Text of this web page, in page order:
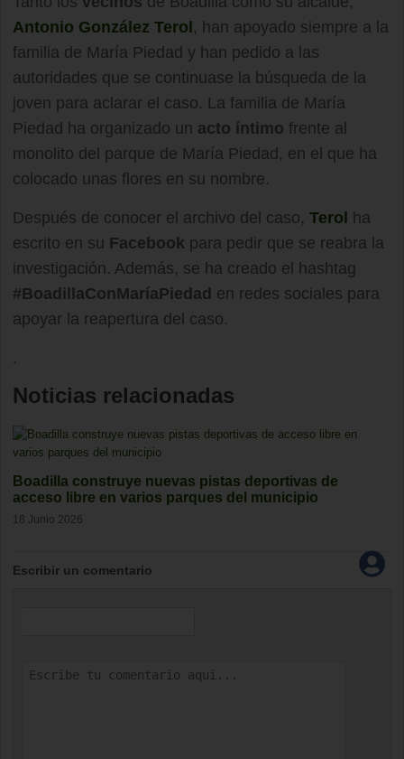
Antonio González Terol , han apoyado siempre a la
familia de María Piedad y han pedido a las
autoridades que se continuase la búsqueda de la
joven para aclarar el caso. La familia de María
Piedad ha organizado un acto íntimo frente al
monolito del parque de María Piedad, en el que ha
colocado unas flores en su nombre.
Después de conocer el archivo del caso, Terol
ha
escrito en su Facebook para pedir que se reabra la
investigación. Además, se ha creado el hashtag
#BoadillaConMaríaPiedad en redes sociales para
apoyar la reapertura del caso.
.
Noticias relacionadas
Boadilla construye nuevas pistas deportivas de
acceso libre en varios parques del municipio
18 Junio 2026
Escribir un comentario